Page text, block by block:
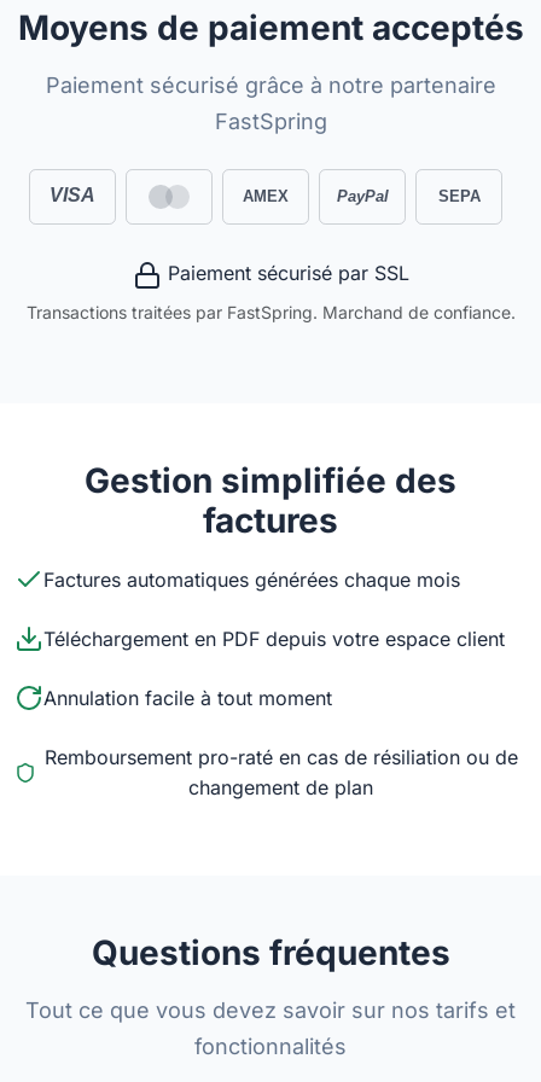
Moyens de paiement acceptés
Paiement sécurisé grâce à notre partenaire
FastSpring
VISA AMEX PayPal SEPA
Paiement sécurisé par SSL
Transactions traitées par FastSpring. Marchand de confiance.
Gestion simplifiée des
factures
Factures automatiques générées chaque mois
Téléchargement en PDF depuis votre espace client
Annulation facile à tout moment
Remboursement pro-raté en cas de résiliation ou de
changement de plan
Questions fréquentes
Tout ce que vous devez savoir sur nos tarifs et
fonctionnalités